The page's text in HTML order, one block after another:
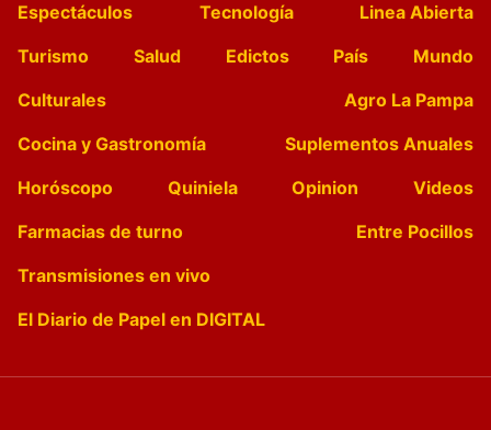
Espectáculos
Tecnología
Linea Abierta
Turismo
Salud Edictos País
Mundo
Culturales
Agro La Pampa
Cocina y Gastronomía
Suplementos Anuales
Horóscopo
Quiniela Opinion
Videos
Farmacias de turno
Entre Pocillos
Transmisiones en vivo
El Diario de Papel en DIGITAL